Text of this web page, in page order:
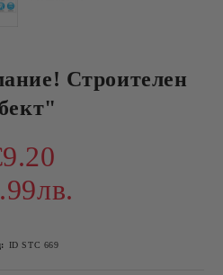
Строителен
ID STC 669